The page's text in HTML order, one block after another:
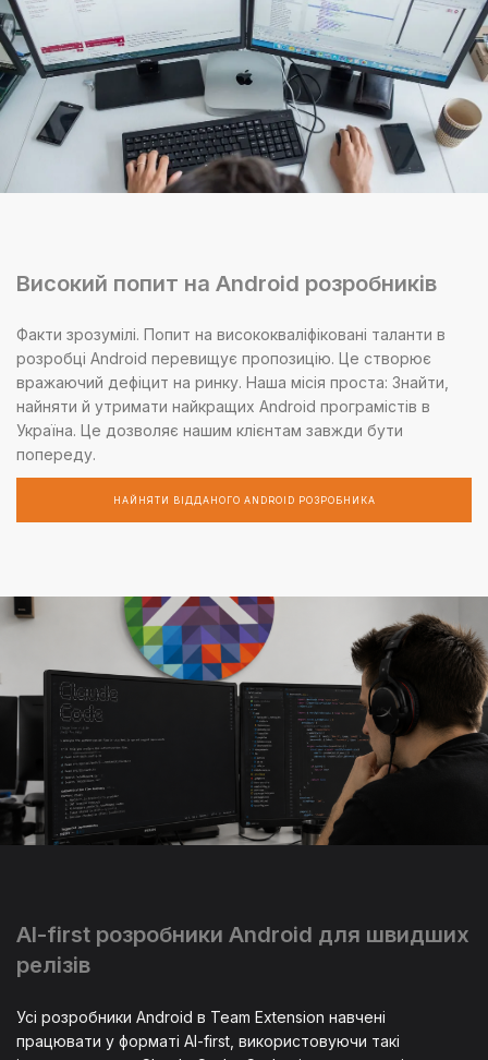
Високий попит на Android розробників
Факти зрозумілі. Попит на висококваліфіковані таланти в
розробці Android перевищує пропозицію. Це створює
вражаючий дефіцит на ринку. Наша місія проста: Знайти,
найняти й утримати найкращих Android програмістів в
Україна. Це дозволяє нашим клієнтам завжди бути
попереду.
НАЙНЯТИ ВІДДАНОГО ANDROID РОЗРОБНИКА
AI-first розробники Android для швидших
релізів
Усі розробники Android в Team Extension навчені
працювати у форматі AI-first, використовуючи такі